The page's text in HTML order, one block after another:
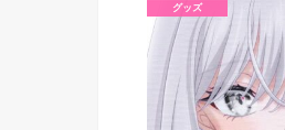
グッズ